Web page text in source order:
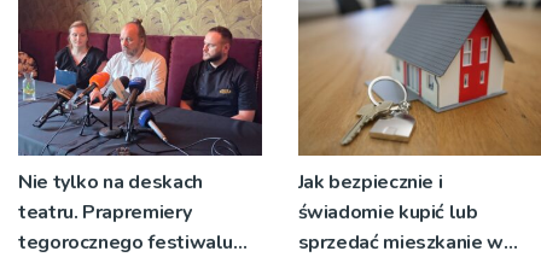
Nie tylko na deskach
teatru. Prapremiery
tegorocznego festiwalu
Jak bezpiecznie i
świadomie kupić lub
sprzedać mieszkanie w